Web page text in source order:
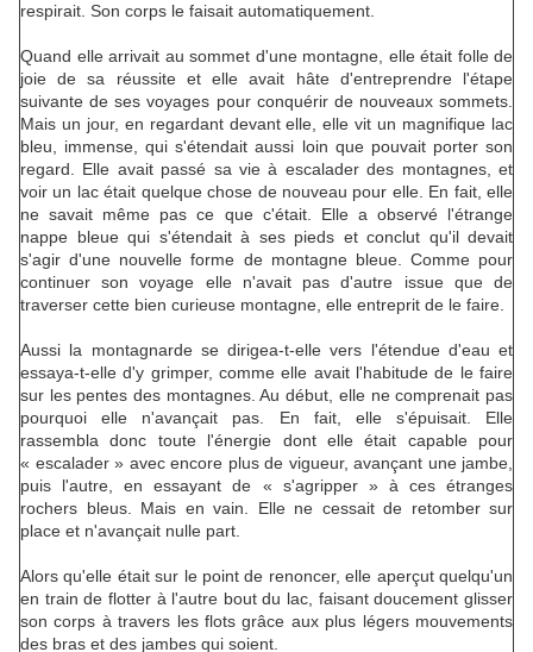
respirait. Son corps le faisait automatiquement.
Quand elle arrivait au sommet d'une montagne, elle était folle de
joie de sa réussite et elle avait hâte d'entreprendre l'étape
suivante de ses voyages pour conquérir de nouveaux sommets.
Mais un jour, en regardant devant elle, elle vit un magnifique lac
bleu, immense, qui s'étendait aussi loin que pouvait porter son
regard. Elle avait passé sa vie à escalader des montagnes, et
voir un lac était quelque chose de nouveau pour elle. En fait, elle
ne savait même pas ce que c'était. Elle a observé l'étrange
nappe bleue qui s'étendait à ses pieds et conclut qu'il devait
s'agir d'une nouvelle forme de montagne bleue. Comme pour
continuer son voyage elle n'avait pas d'autre issue que de
traverser cette bien curieuse montagne, elle entreprit de le faire.
Aussi la montagnarde se dirigea-t-elle vers l'étendue d'eau et
essaya-t-elle d'y grimper, comme elle avait l'habitude de le faire
sur les pentes des montagnes. Au début, elle ne comprenait pas
pourquoi elle n'avançait pas. En fait, elle s'épuisait. Elle
rassembla donc toute l'énergie dont elle était capable pour
« escalader » avec encore plus de vigueur, avançant une jambe,
puis l'autre, en essayant de « s'agripper » à ces étranges
rochers bleus. Mais en vain. Elle ne cessait de retomber sur
place et n'avançait nulle part.
Alors qu'elle était sur le point de renoncer, elle aperçut quelqu'un
en train de flotter à l'autre bout du lac, faisant doucement glisser
son corps à travers les flots grâce aux plus légers mouvements
des bras et des jambes qui soient.